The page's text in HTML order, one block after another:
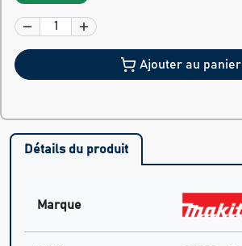
Ajouter au panier
Détails du produit
Marque